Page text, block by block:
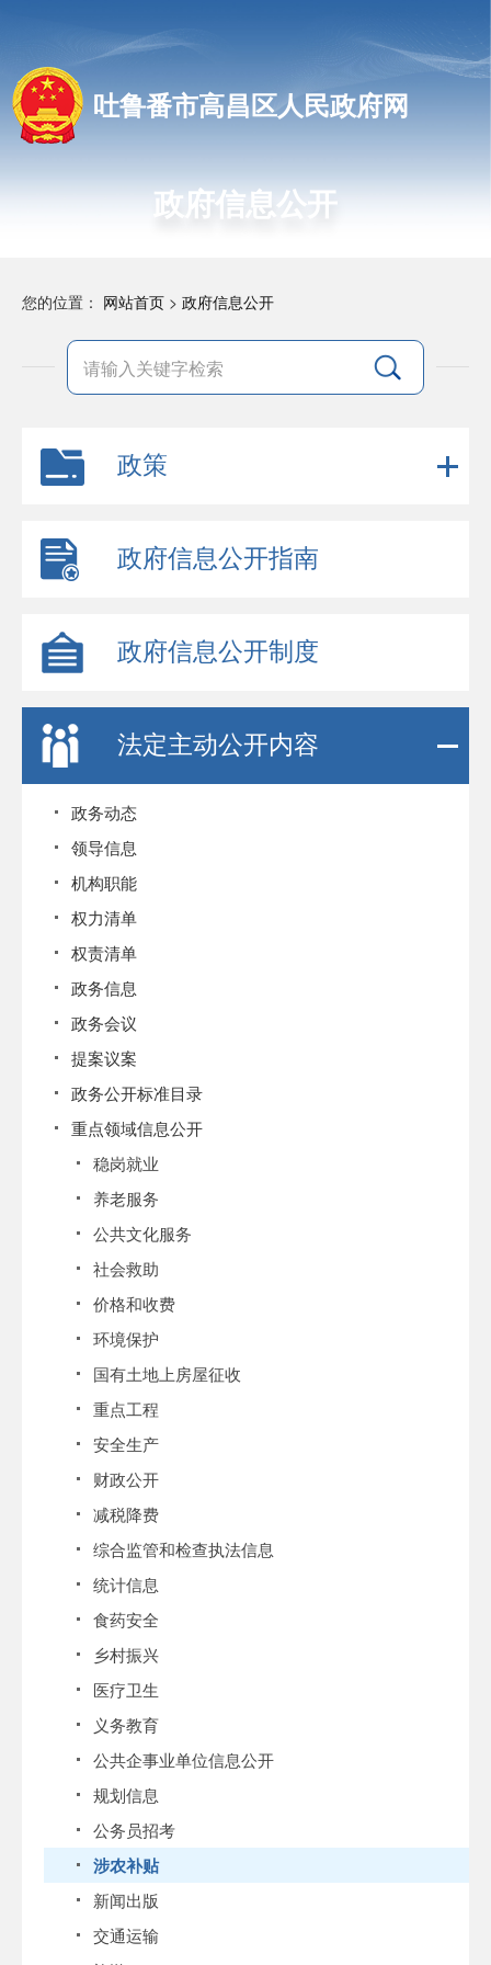
吐鲁番市高昌区人民政府网
政府信息公开
您的位置： 网站首页 > 政府信息公开
政策
政府信息公开指南
政府信息公开制度
法定主动公开内容
政务动态
领导信息
机构职能
权力清单
权责清单
政务信息
政务会议
提案议案
政务公开标准目录
重点领域信息公开
稳岗就业
养老服务
公共文化服务
社会救助
价格和收费
环境保护
国有土地上房屋征收
重点工程
安全生产
财政公开
减税降费
综合监管和检查执法信息
统计信息
食药安全
乡村振兴
医疗卫生
义务教育
公共企事业单位信息公开
规划信息
公务员招考
涉农补贴
新闻出版
交通运输